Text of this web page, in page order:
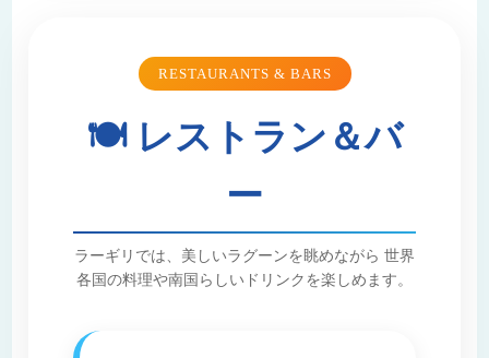
RESTAURANTS & BARS
🍽 レストラン＆バ
ー
ラーギリでは、美しいラグーンを眺めながら 世界
各国の料理や南国らしいドリンクを楽しめます。